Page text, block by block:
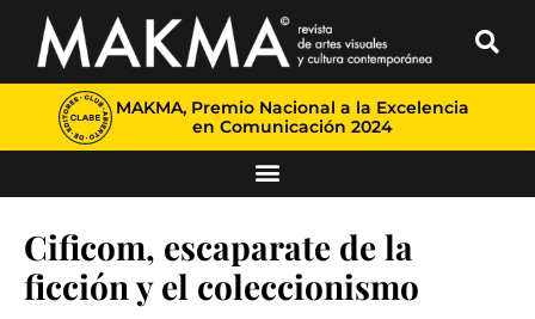
MAKMA, Premio Nacional a la Excelencia
en Comunicación 2024
Cificom, escaparate de la
ficción y el coleccionismo